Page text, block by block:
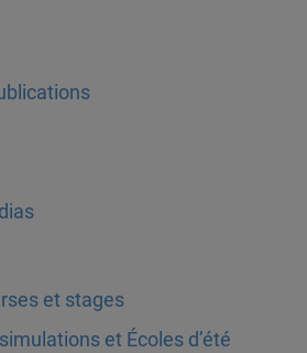
et stages
et Écoles d’été